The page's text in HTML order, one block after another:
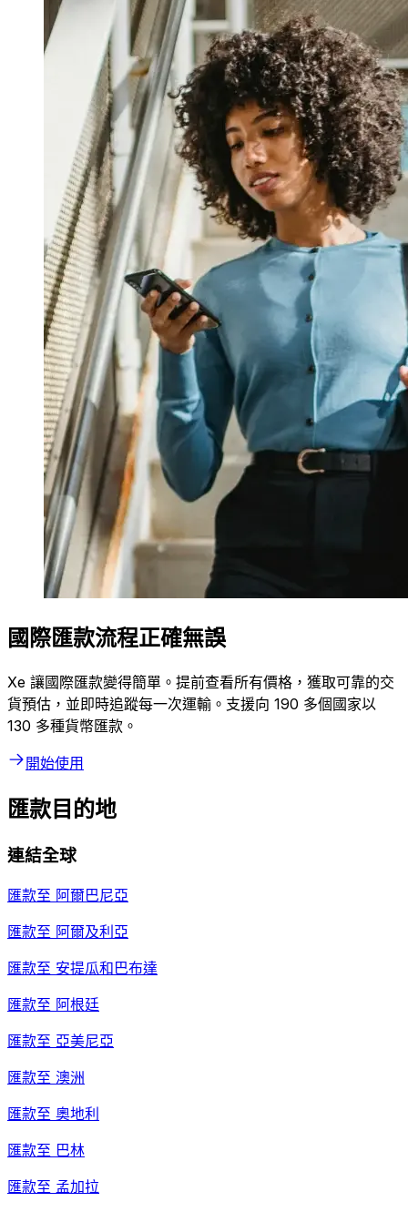
國際匯款流程正確無誤
Xe 讓國際匯款變得簡單。提前查看所有價格，獲取可靠的交
貨預估，並即時追蹤每一次運輸。支援向 190 多個國家以
130 多種貨幣匯款。
開始使用
匯款目的地
連結全球
匯款至 阿爾巴尼亞
匯款至 阿爾及利亞
匯款至 安提瓜和巴布達
匯款至 阿根廷
匯款至 亞美尼亞
匯款至 澳洲
匯款至 奧地利
匯款至 巴林
匯款至 孟加拉